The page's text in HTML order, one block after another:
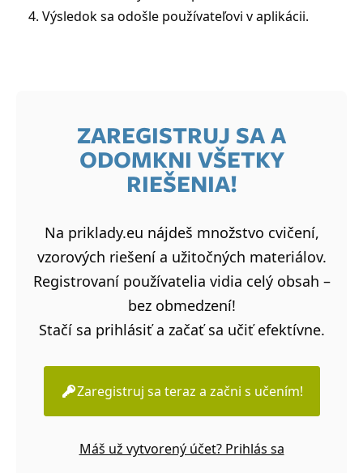
Výsledok sa odošle používateľovi v aplikácii.
ZAREGISTRUJ SA A
ODOMKNI VŠETKY
RIEŠENIA!
Na priklady.eu nájdeš množstvo cvičení,
vzorových riešení a užitočných materiálov.
Registrovaní používatelia vidia celý obsah –
bez obmedzení!
Stačí sa prihlásiť a začať sa učiť efektívne.
Zaregistruj sa teraz a začni s učením!
Máš už vytvorený účet? Prihlás sa